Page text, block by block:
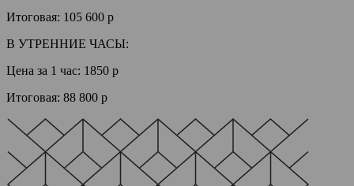
Итоговая: 105 600 р
В УТРЕННИЕ ЧАСЫ:
Цена за 1 час: 1850 р
Итоговая: 88 800 р